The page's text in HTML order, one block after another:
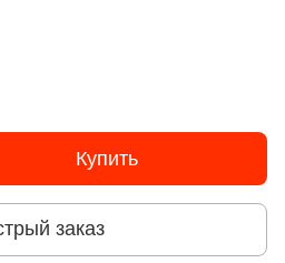
Купить
заказ